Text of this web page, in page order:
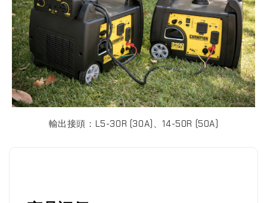
輸出接頭：L5-30R (30A)、14-50R (50A)